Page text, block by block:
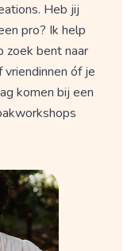
Heb jij
pro? Ik help
zoek bent naar
óf je
komen bij een